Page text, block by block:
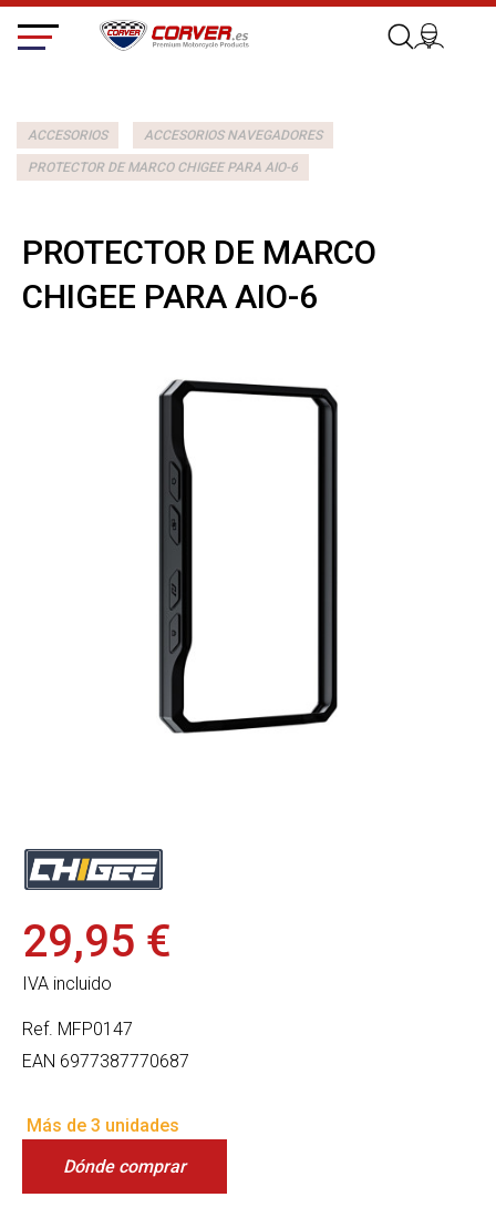
ACCESORIOS ACCESORIOS NAVEGADORES
PROTECTOR DE MARCO CHIGEE PARA AIO-6
PROTECTOR DE MARCO
CHIGEE PARA AIO-6
29,95 €
IVA incluido
Ref. MFP0147
EAN 6977387770687
Más de 3 unidades
Dónde comprar